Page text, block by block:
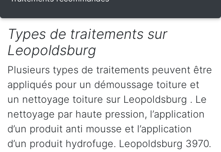
Types de traitements sur
Leopoldsburg
Plusieurs types de traitements peuvent être
appliqués pour un démoussage toiture et
un nettoyage toiture sur Leopoldsburg . Le
nettoyage par haute pression, l’application
d’un produit anti mousse et l’application
d’un produit hydrofuge. Leopoldsburg 3970.